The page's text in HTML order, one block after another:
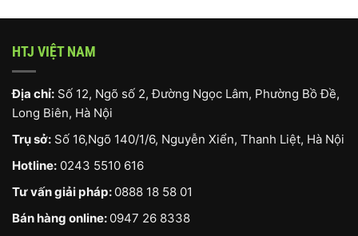
HTJ VIỆT NAM
Địa chỉ: Số 12, Ngõ số 2, Đường Ngọc Lâm, Phường Bồ Đề,
Long Biên, Hà Nội
Trụ sở: Số 16,Ngõ 140/1/6, Nguyễn Xiển, Thanh Liệt, Hà Nội
Hotline: 0243 5510 616
Tư vấn giải pháp: 0888 18 58 01
Bán hàng online: 0947 26 8338